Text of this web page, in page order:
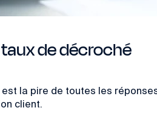
taux de décroché
la pire de toutes les
client.